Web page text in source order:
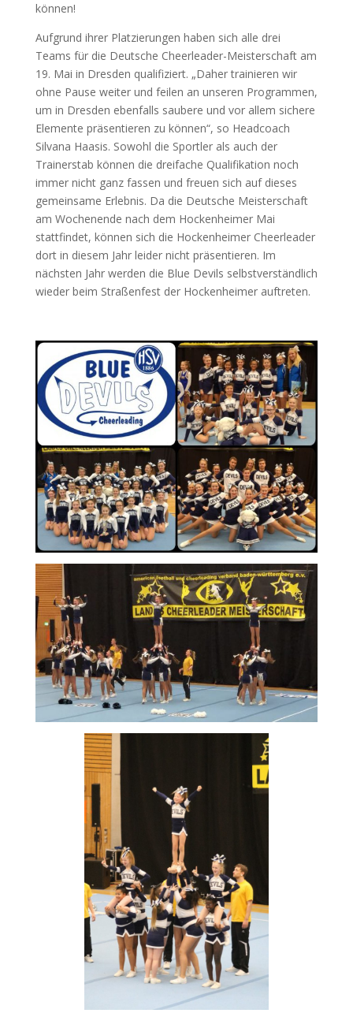
können!
Aufgrund ihrer Platzierungen haben sich alle drei
Teams für die Deutsche Cheerleader-Meisterschaft am
19. Mai in Dresden qualifiziert. „Daher trainieren wir
ohne Pause weiter und feilen an unseren Programmen,
um in Dresden ebenfalls saubere und vor allem sichere
Elemente präsentieren zu können“, so Headcoach
Silvana Haasis. Sowohl die Sportler als auch der
Trainerstab können die dreifache Qualifikation noch
immer nicht ganz fassen und freuen sich auf dieses
gemeinsame Erlebnis. Da die Deutsche Meisterschaft
am Wochenende nach dem Hockenheimer Mai
stattfindet, können sich die Hockenheimer Cheerleader
dort in diesem Jahr leider nicht präsentieren. Im
nächsten Jahr werden die Blue Devils selbstverständlich
wieder beim Straßenfest der Hockenheimer auftreten.